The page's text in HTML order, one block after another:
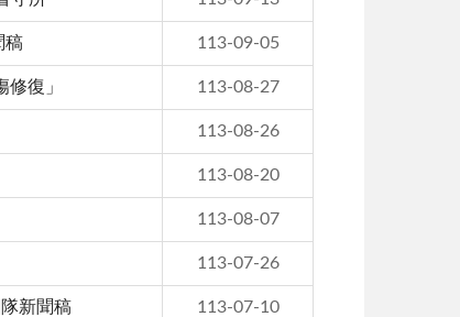
稿 113-09-05
復」 113-08-27
113-08-26
113-08-20
113-08-07
113-07-26
新聞稿 113-07-10